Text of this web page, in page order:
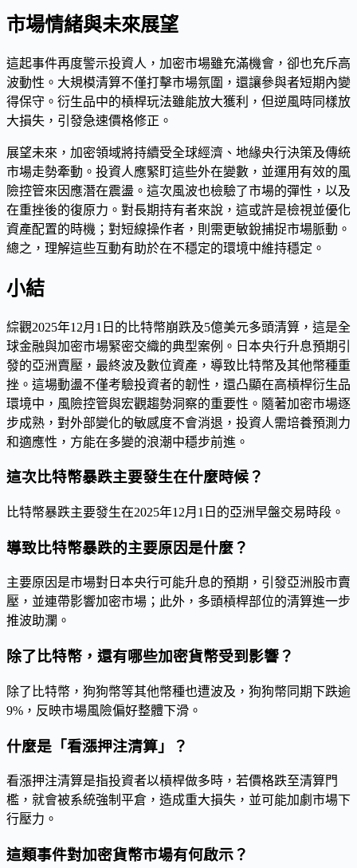
市場情緒與未來展望
這起事件再度警示投資人，加密市場雖充滿機會，卻也充斥高
波動性。大規模清算不僅打擊市場氛圍，還讓參與者短期內變
得保守。衍生品中的槓桿玩法雖能放大獲利，但逆風時同樣放
大損失，引發急速價格修正。
展望未來，加密領域將持續受全球經濟、地緣央行決策及傳統
市場走勢牽動。投資人應緊盯這些外在變數，並運用有效的風
險控管來因應潛在震盪。這次風波也檢驗了市場的彈性，以及
在重挫後的復原力。對長期持有者來說，這或許是檢視並優化
資產配置的時機；對短線操作者，則需更敏銳捕捉市場脈動。
總之，理解這些互動有助於在不穩定的環境中維持穩定。
小結
綜觀2025年12月1日的比特幣崩跌及5億美元多頭清算，這是全
球金融與加密市場緊密交織的典型案例。日本央行升息預期引
發的亞洲賣壓，最終波及數位資產，導致比特幣及其他幣種重
挫。這場動盪不僅考驗投資者的韌性，還凸顯在高槓桿衍生品
環境中，風險控管與宏觀趨勢洞察的重要性。隨著加密市場逐
步成熟，對外部變化的敏感度不會消退，投資人需培養預測力
和適應性，方能在多變的浪潮中穩步前進。
這次比特幣暴跌主要發生在什麼時候？
比特幣暴跌主要發生在2025年12月1日的亞洲早盤交易時段。
導致比特幣暴跌的主要原因是什麼？
主要原因是市場對日本央行可能升息的預期，引發亞洲股市賣
壓，並連帶影響加密市場；此外，多頭槓桿部位的清算進一步
推波助瀾。
除了比特幣，還有哪些加密貨幣受到影響？
除了比特幣，狗狗幣等其他幣種也遭波及，狗狗幣同期下跌逾
9%，反映市場風險偏好整體下滑。
什麼是「看漲押注清算」？
看漲押注清算是指投資者以槓桿做多時，若價格跌至清算門
檻，就會被系統強制平倉，造成重大損失，並可能加劇市場下
行壓力。
這類事件對加密貨幣市場有何啟示？